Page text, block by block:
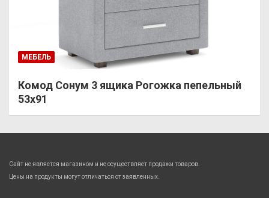
МЕБЕЛЬ
Комод Сонум 3 ящика Рогожка пепельный
53х91
Сайт не является магазином и не осуществляет продажи товаров.
Цены на продукты могут отличаться от заявленных.